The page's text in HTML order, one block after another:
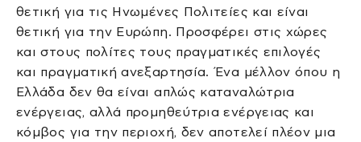
θετική για τις Ηνωμένες Πολιτείες και είναι
θετική για την Ευρώπη. Προσφέρει στις χώρες
και στους πολίτες τους πραγματικές επιλογές
και πραγματική ανεξαρτησία. Ένα μέλλον όπου η
Ελλάδα δεν θα είναι απλώς καταναλώτρια
ενέργειας, αλλά προμηθεύτρια ενέργειας και
κόμβος για την περιοχή, δεν αποτελεί πλέον μια